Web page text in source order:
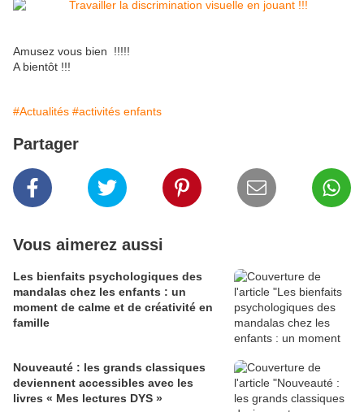
Amusez vous bien !!!!!
A bientôt !!!
#Actualités #activités enfants
Partager
Vous aimerez aussi
Les bienfaits psychologiques des
mandalas chez les enfants : un
moment de calme et de créativité en
famille
Nouveauté : les grands classiques
deviennent accessibles avec les
livres « Mes lectures DYS »